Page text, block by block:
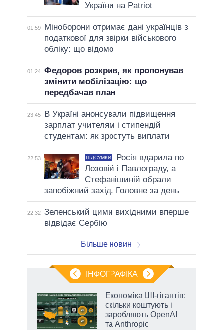
України на Patriot
01:59
Міноборони отримає дані українців з
податкової для звірки військового
обліку: що відомо
01:24 Федоров розкрив, як пропонував
змінити мобілізацію: що
передбачав план
23:45
В Україні анонсували підвищення
зарплат учителям і стипендій
студентам: як зростуть виплати
22:53 ПІДСУМКИ
Росія вдарила по
Лозовій і Павлограду, а
Стефанішиній обрали
запобіжний захід. Головне за день
22:32 Зеленський цими вихідними вперше
відвідає Сербію
Більше новин
ІНФОГРАФІКА
Економіка ШІ-гігантів:
скільки коштують і
заробляють OpenAI
та Anthropic